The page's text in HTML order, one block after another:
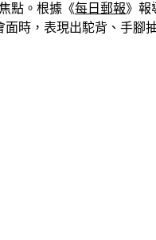
點。根據《每日郵報》報
面時，表現出駝背、手